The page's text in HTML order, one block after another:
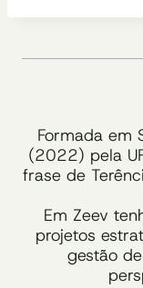
Formada em
(2022) pela
frase de
Em Zeev
projetos
gestão